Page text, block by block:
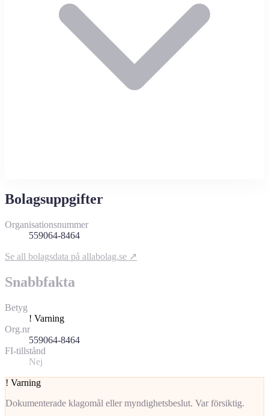
Bolagsuppgifter
Organisationsnummer
559064-8464
Se all bolagsdata på allabolag.se ↗
Snabbfakta
Betyg
! Varning
Org.nr
559064-8464
FI-tillstånd
Nej
! Varning
Dokumenterade klagomål eller myndighetsbeslut. Var försiktig.